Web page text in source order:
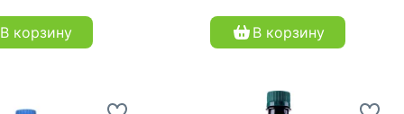
В корзину В корзину